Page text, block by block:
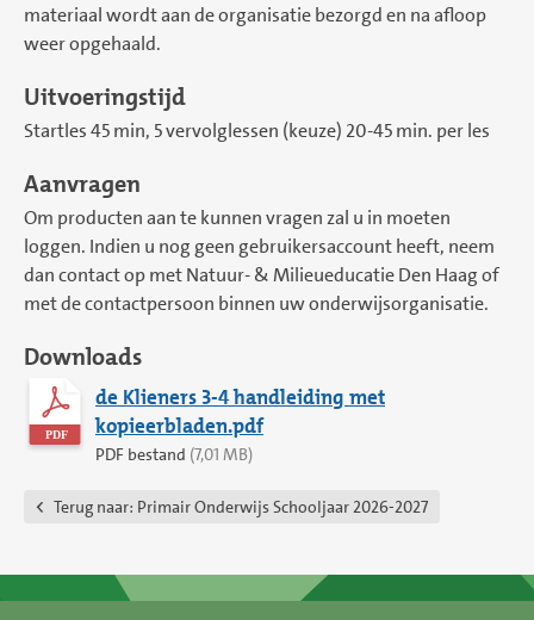
materiaal wordt aan de organisatie bezorgd en na afloop
weer opgehaald.
Uitvoeringstijd
Startles 45 min, 5 vervolglessen (keuze) 20-45 min. per les
Aanvragen
Om producten aan te kunnen vragen zal u in moeten
loggen. Indien u nog geen gebruikersaccount heeft, neem
dan contact op met Natuur- & Milieueducatie Den Haag of
met de contactpersoon binnen uw onderwijsorganisatie.
Downloads
de Klieners 3-4 handleiding met
kopieerbladen.pdf
PDF bestand (7,01 MB)
Terug naar: Primair Onderwijs Schooljaar 2026-2027